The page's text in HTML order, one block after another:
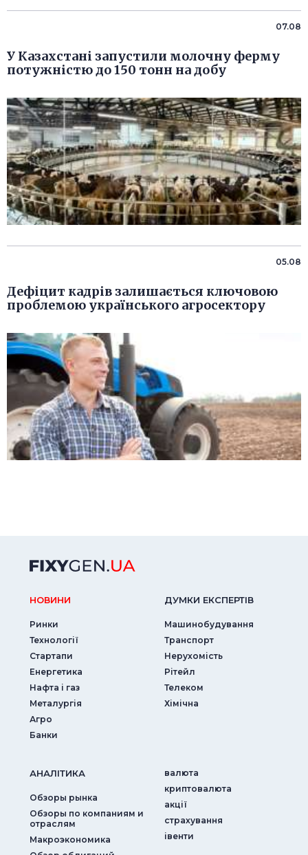
07.08
У Казахстані запустили молочну ферму
потужністю до 150 тонн на добу
05.08
Дефіцит кадрів залишається ключовою
проблемою українського агросектору
НОВИНИ
Ринки
Технології
Стартапи
Енергетика
Нафта і газ
Металургія
Агро
Банки
ДУМКИ ЕКСПЕРТIВ
Машинобудування
Транспорт
Нерухомість
Рітейл
Телеком
Хімічна
АНАЛIТИКА
Обзоры рынка
Обзоры по компаниям и
отраслям
Макроэкономика
валюта
криптовалюта
акції
страхування
iвенти